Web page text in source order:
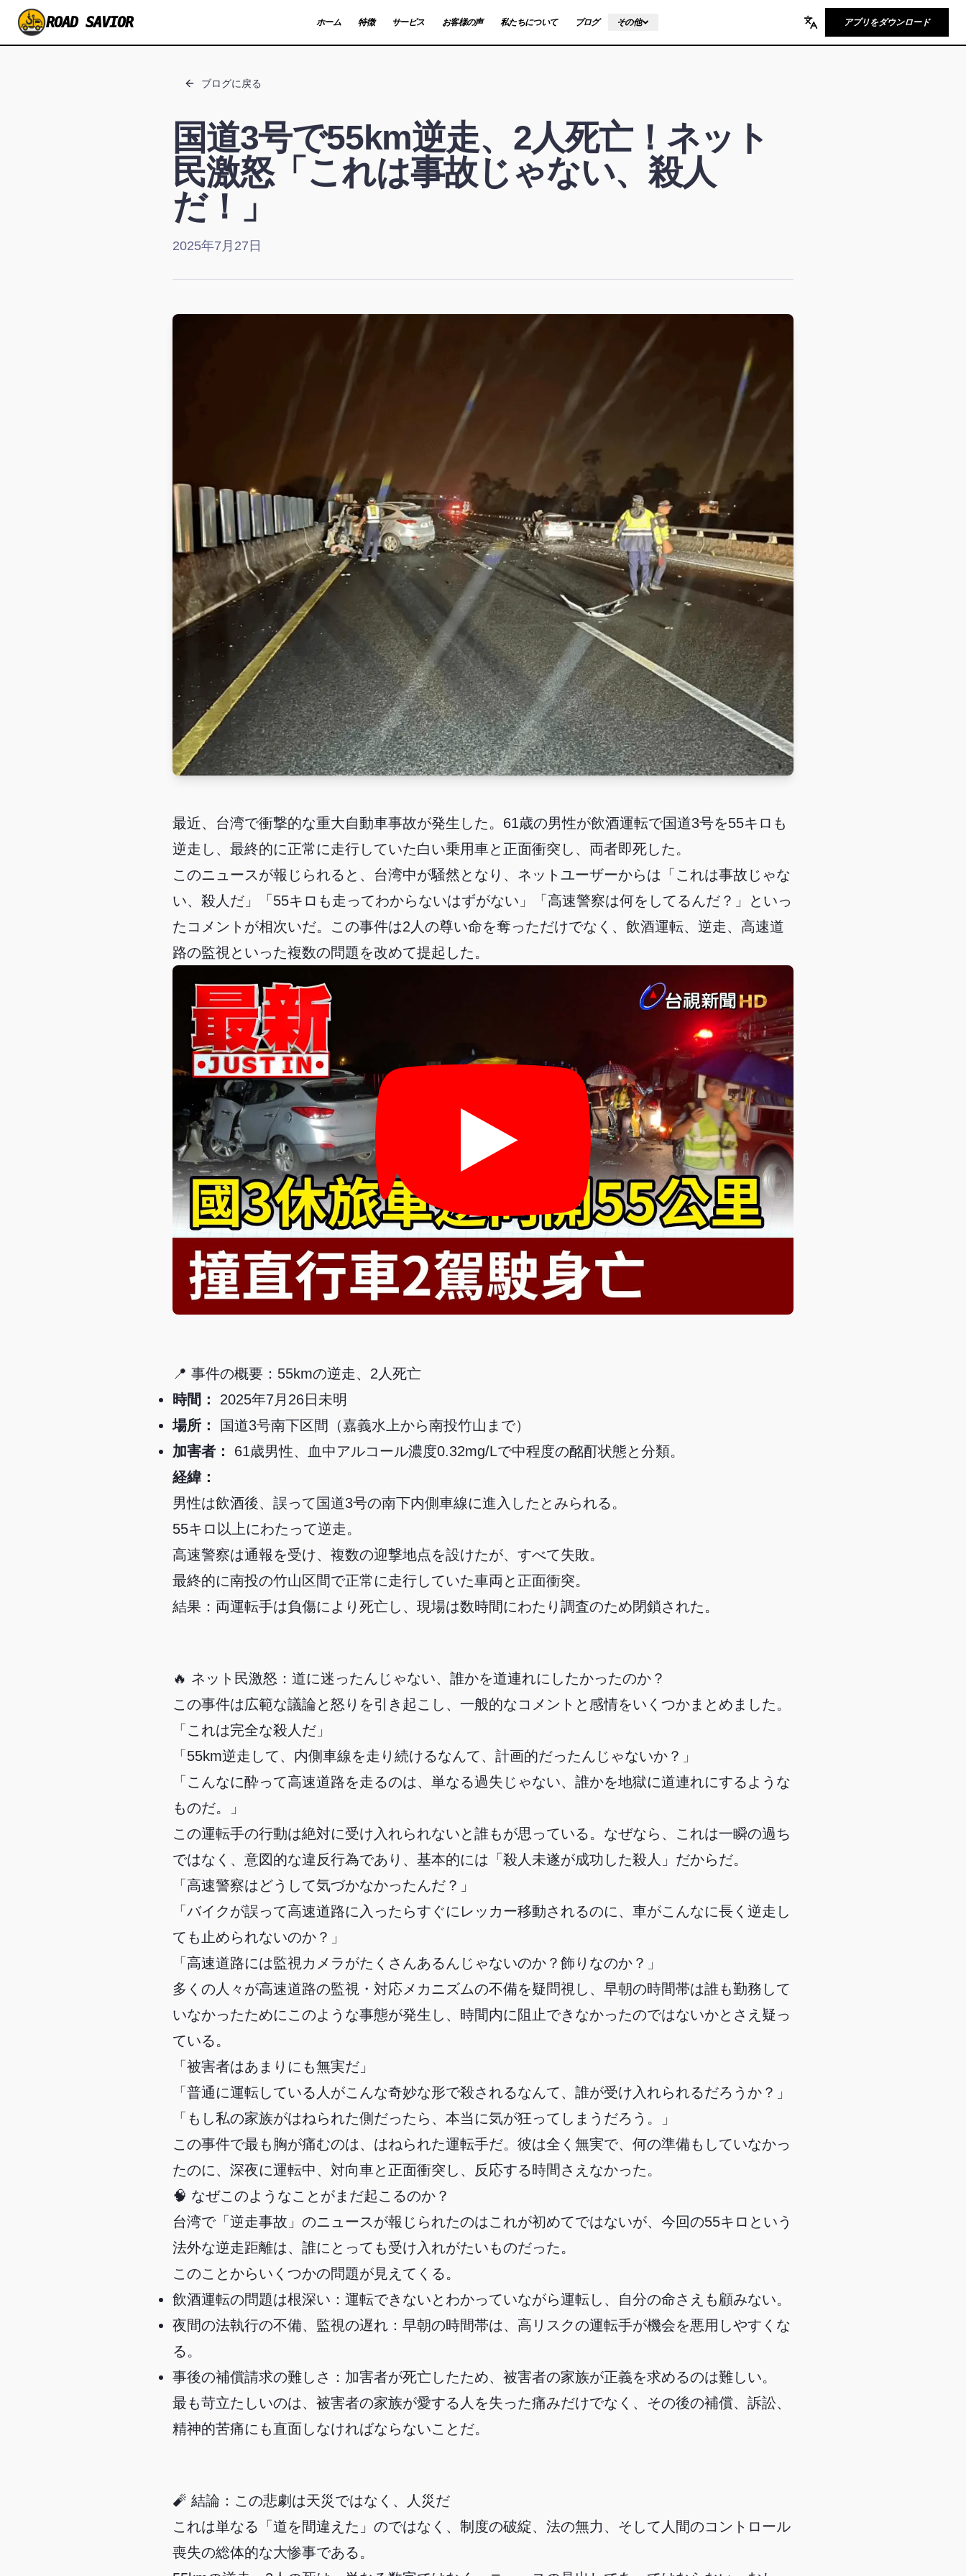
ROAD SAVIOR ホーム 特徴 サービス お客様の声 私たちについて ブログ その他
Change language
アプリをダウンロード
ブログに戻る
国道3号で55km逆走、2人死亡！ネット
民激怒「これは事故じゃない、殺人
だ！」
2025年7月27日
最近、台湾で衝撃的な重大自動車事故が発生した。61歳の男性が飲酒運転で国道3号を55キロも
逆走し、最終的に正常に走行していた白い乗用車と正面衝突し、両者即死した。
このニュースが報じられると、台湾中が騒然となり、ネットユーザーからは「これは事故じゃな
い、殺人だ」「55キロも走ってわからないはずがない」「高速警察は何をしてるんだ？」といっ
たコメントが相次いだ。この事件は2人の尊い命を奪っただけでなく、飲酒運転、逆走、高速道
路の監視といった複数の問題を改めて提起した。
📍 事件の概要：55kmの逆走、2人死亡
時間：
2025年7月26日未明
場所：
国道3号南下区間（嘉義水上から南投竹山まで）
加害者：
61歳男性、血中アルコール濃度0.32mg/Lで中程度の酩酊状態と分類。
経緯：
男性は飲酒後、誤って国道3号の南下内側車線に進入したとみられる。
55キロ以上にわたって逆走。
高速警察は通報を受け、複数の迎撃地点を設けたが、すべて失敗。
最終的に南投の竹山区間で正常に走行していた車両と正面衝突。
結果：両運転手は負傷により死亡し、現場は数時間にわたり調査のため閉鎖された。
🔥 ネット民激怒：道に迷ったんじゃない、誰かを道連れにしたかったのか？
この事件は広範な議論と怒りを引き起こし、一般的なコメントと感情をいくつかまとめました。
「これは完全な殺人だ」
「55km逆走して、内側車線を走り続けるなんて、計画的だったんじゃないか？」
「こんなに酔って高速道路を走るのは、単なる過失じゃない、誰かを地獄に道連れにするような
ものだ。」
この運転手の行動は絶対に受け入れられないと誰もが思っている。なぜなら、これは一瞬の過ち
ではなく、意図的な違反行為であり、基本的には「殺人未遂が成功した殺人」だからだ。
「高速警察はどうして気づかなかったんだ？」
「バイクが誤って高速道路に入ったらすぐにレッカー移動されるのに、車がこんなに長く逆走し
ても止められないのか？」
「高速道路には監視カメラがたくさんあるんじゃないのか？飾りなのか？」
多くの人々が高速道路の監視・対応メカニズムの不備を疑問視し、早朝の時間帯は誰も勤務して
いなかったためにこのような事態が発生し、時間内に阻止できなかったのではないかとさえ疑っ
ている。
「被害者はあまりにも無実だ」
「普通に運転している人がこんな奇妙な形で殺されるなんて、誰が受け入れられるだろうか？」
「もし私の家族がはねられた側だったら、本当に気が狂ってしまうだろう。」
この事件で最も胸が痛むのは、はねられた運転手だ。彼は全く無実で、何の準備もしていなかっ
たのに、深夜に運転中、対向車と正面衝突し、反応する時間さえなかった。
🧠 なぜこのようなことがまだ起こるのか？
台湾で「逆走事故」のニュースが報じられたのはこれが初めてではないが、今回の55キロという
法外な逆走距離は、誰にとっても受け入れがたいものだった。
このことからいくつかの問題が見えてくる。
飲酒運転の問題は根深い：運転できないとわかっていながら運転し、自分の命さえも顧みない。
夜間の法執行の不備、監視の遅れ：早朝の時間帯は、高リスクの運転手が機会を悪用しやすくな
る。
事後の補償請求の難しさ：加害者が死亡したため、被害者の家族が正義を求めるのは難しい。
最も苛立たしいのは、被害者の家族が愛する人を失った痛みだけでなく、その後の補償、訴訟、
精神的苦痛にも直面しなければならないことだ。
🧨 結論：この悲劇は天災ではなく、人災だ
これは単なる「道を間違えた」のではなく、制度の破綻、法の無力、そして人間のコントロール
喪失の総体的な大惨事である。